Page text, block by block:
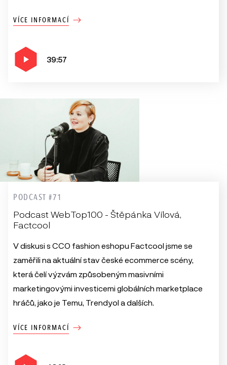
VÍCE INFORMACÍ
39:57
PODCAST #71
Podcast WebTop100 - Štěpánka Vílová,
Factcool
V diskusi s CCO fashion eshopu Factcool jsme se
zaměřili na aktuální stav české ecommerce scény,
která čelí výzvám způsobeným masivními
marketingovými investicemi globálních marketplace
hráčů, jako je Temu, Trendyol a dalších.
VÍCE INFORMACÍ